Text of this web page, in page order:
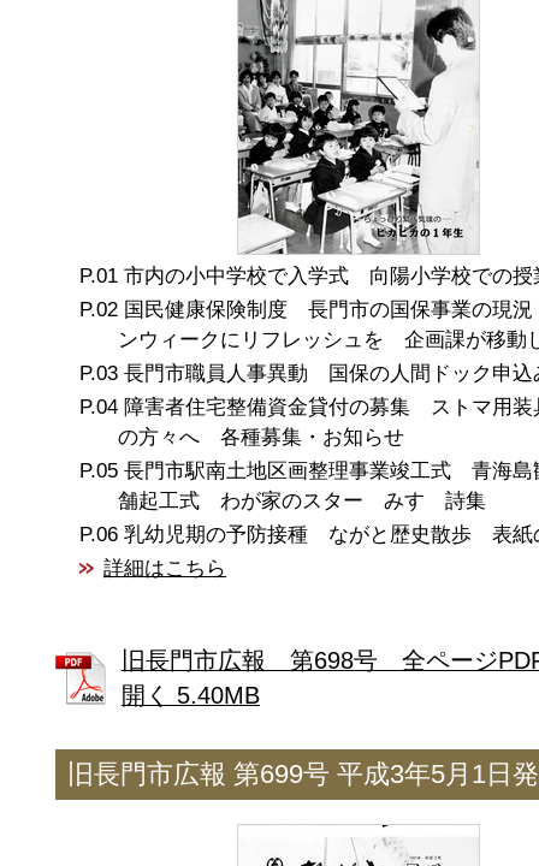
市内の小中学校で入学式 向陽小学校での授
国民健康保険制度 長門市の国保事業の現
ンウィークにリフレッシュを 企画課が移動
長門市職員人事異動 国保の人間ドック申込
障害者住宅整備資金貸付の募集 ストマ用装
の方々へ 各種募集・お知らせ
長門市駅南土地区画整理事業竣工式 青海島
舗起工式 わが家のスター みすゞ詩集
乳幼児期の予防接種 ながと歴史散歩 表紙
詳細はこちら
旧長門市広報 第698号 全ページ
開く 5.40MB
旧長門市広報 第699号 平成3年5月1日